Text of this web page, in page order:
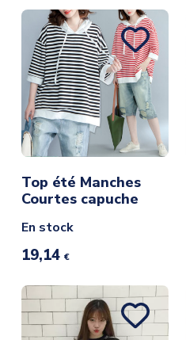
Top été Manches
Courtes capuche
En stock
19,14 €